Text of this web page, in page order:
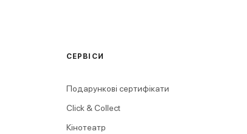
СЕРВІСИ
Подарункові сертифікати
Click & Collect
Кінотеатр